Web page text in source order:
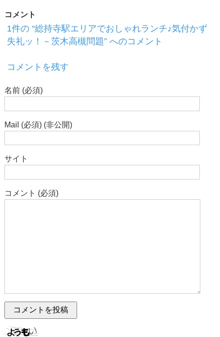
コメント
1件の “総持寺駅エリアでおしゃれランチ♪気付かず
失礼ッ！－茨木高槻問題” へのコメント
コメントを残す
名前 (必須)
Mail (必須) (非公開)
サイト
コメント (必須)